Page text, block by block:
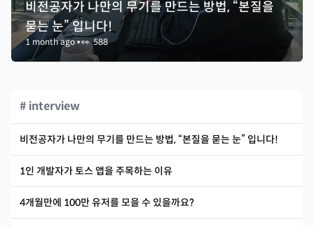
비전공자가 나만의 무기를 만드는 방법, “본질을
묻는 눈” 입니다!
1 month ago•👀588
# interview
비전공자가 나만의 무기를 만드는 방법, “본질을 묻는 눈” 입니다!
1인 개발자가 토스 앱을 주목하는 이유
4개월만에 100만 유저를 모을 수 있을까요?